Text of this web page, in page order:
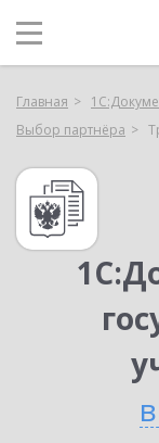
Главная
Выбор партнёра